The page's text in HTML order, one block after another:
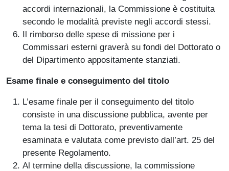
accordi internazionali, la Commissione è costituita
secondo le modalità previste negli accordi stessi.
Il rimborso delle spese di missione per i
Commissari esterni graverà su fondi del Dottorato o
del Dipartimento appositamente stanziati.
Esame finale e conseguimento del titolo
L’esame finale per il conseguimento del titolo
consiste in una discussione pubblica, avente per
tema la tesi di Dottorato, preventivamente
esaminata e valutata come previsto dall’art. 25 del
presente Regolamento.
Al termine della discussione, la commissione